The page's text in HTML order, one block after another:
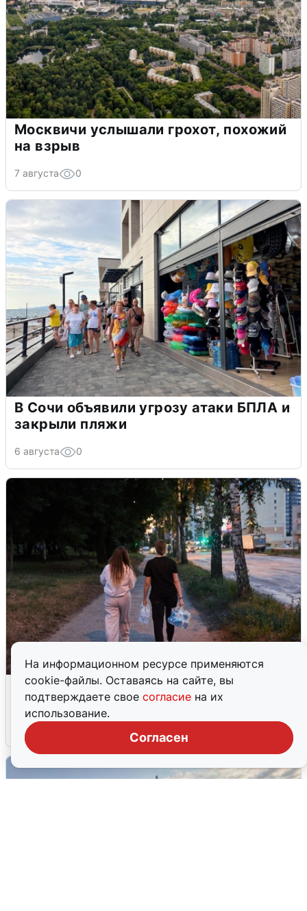
На информационном ресурсе применяются
cookie-файлы. Оставаясь на сайте, вы
подтверждаете свое согласие на их
использование.
Согласен
Москвичи услышали грохот, похожий
на взрыв
7 августа 0
В Сочи объявили угрозу атаки БПЛА и
закрыли пляжи
6 августа 0
Опубликована карта отключений
воды в Воронеже
6 августа